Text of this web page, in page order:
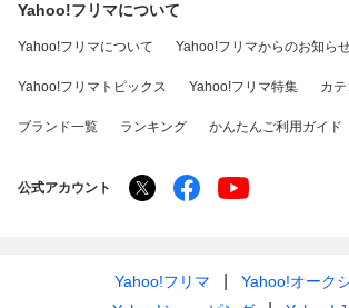
Yahoo!フリマについて
Yahoo!フリマについて Yahoo!フリマからのお知ら
Yahoo!フリマトピックス Yahoo!フリマ特集 カ
ブランド一覧 ランキング かんたんご利用ガイド
公式アカウント
Yahoo!フリマ
Yahoo!オーク